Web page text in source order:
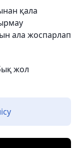
қала
ала жоспарлап
жол